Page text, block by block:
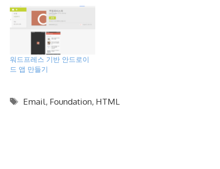
워드프레스 기반 안드로이
드 앱 만들기
태
Email, Foundation, HTML